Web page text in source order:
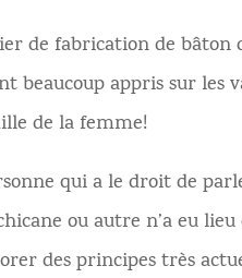
de fabrication de bâton
beaucoup appris sur les
de la femme!
qui a le droit de
ou autre n’a eu
des principes très